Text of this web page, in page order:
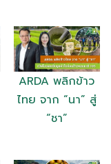
ARDA พลิกข้าว
ไทย จาก “นา” สู่
“ชา”